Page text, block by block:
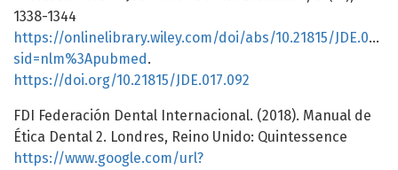
1338-1344
https://onlinelibrary.wiley.com/doi/abs/10.21815/
sid=nlm%3Apubmed .
https://doi.org/10.21815/JDE.017.092
FDI Federación Dental Internacional. (2018). Manual de
Ética Dental 2. Londres, Reino Unido: Quintessence
https://www.google.com/url?